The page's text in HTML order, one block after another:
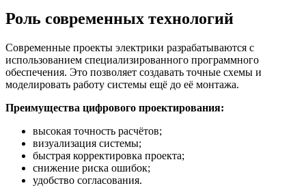
Роль современных технологий
Современные проекты электрики разрабатываются с
использованием специализированного программного
обеспечения. Это позволяет создавать точные схемы и
моделировать работу системы ещё до её монтажа.
Преимущества цифрового проектирования:
высокая точность расчётов;
визуализация системы;
быстрая корректировка проекта;
снижение риска ошибок;
удобство согласования.